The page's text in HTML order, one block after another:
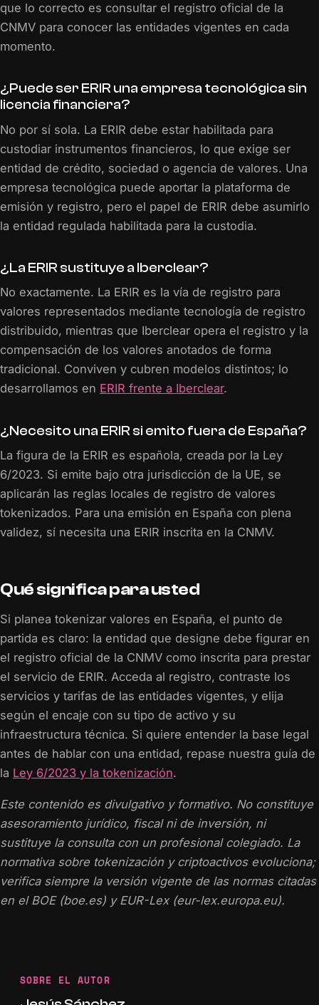
que lo correcto es consultar el registro oficial de la
CNMV para conocer las entidades vigentes en cada
momento.
¿Puede ser ERIR una empresa tecnológica sin
licencia financiera?
No por sí sola. La ERIR debe estar habilitada para
custodiar instrumentos financieros, lo que exige ser
entidad de crédito, sociedad o agencia de valores. Una
empresa tecnológica puede aportar la plataforma de
emisión y registro, pero el papel de ERIR debe asumirlo
la entidad regulada habilitada para la custodia.
¿La ERIR sustituye a Iberclear?
No exactamente. La ERIR es la vía de registro para
valores representados mediante tecnología de registro
distribuido, mientras que Iberclear opera el registro y la
compensación de los valores anotados de forma
tradicional. Conviven y cubren modelos distintos; lo
desarrollamos en ERIR frente a Iberclear.
¿Necesito una ERIR si emito fuera de España?
La figura de la ERIR es española, creada por la Ley
6/2023. Si emite bajo otra jurisdicción de la UE, se
aplicarán las reglas locales de registro de valores
tokenizados. Para una emisión en España con plena
validez, sí necesita una ERIR inscrita en la CNMV.
Qué significa para usted
Si planea tokenizar valores en España, el punto de
partida es claro: la entidad que designe debe figurar en
el registro oficial de la CNMV como inscrita para prestar
el servicio de ERIR. Acceda al registro, contraste los
servicios y tarifas de las entidades vigentes, y elija
según el encaje con su tipo de activo y su
infraestructura técnica. Si quiere entender la base legal
antes de hablar con una entidad, repase nuestra guía de
la Ley 6/2023 y la tokenización.
Este contenido es divulgativo y formativo. No constituye
asesoramiento jurídico, fiscal ni de inversión, ni
sustituye la consulta con un profesional colegiado. La
normativa sobre tokenización y criptoactivos evoluciona;
verifica siempre la versión vigente de las normas citadas
en el BOE (boe.es) y EUR-Lex (eur-lex.europa.eu).
SOBRE EL AUTOR